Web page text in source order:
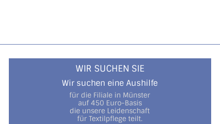
WIR SUCHEN SIE
Wir suchen eine Aushilfe
für die Filiale in Münster
auf 450 Euro-Basis
die unsere Leidenschaft
für Textilpflege teilt.